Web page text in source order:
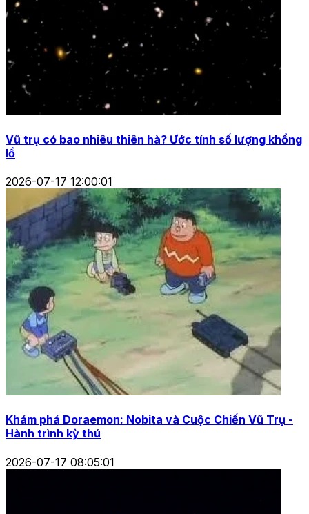
Vũ trụ có bao nhiêu thiên hà? Ước tính số lượng khổng
lồ
2026-07-17 12:00:01
Khám phá Doraemon: Nobita và Cuộc Chiến Vũ Trụ -
Hành trình kỳ thú
2026-07-17 08:05:01